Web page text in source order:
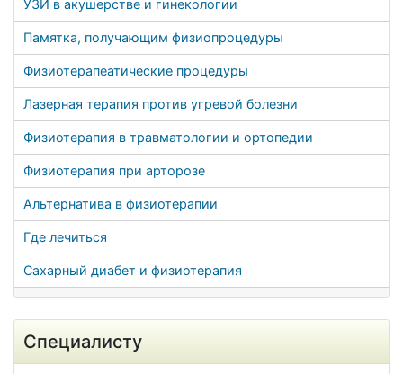
УЗИ в акушерстве и гинекологии
Памятка, получающим физиопроцедуры
Физиотерапеатические процедуры
Лазерная терапия против угревой болезни
Физиотерапия в травматологии и ортопедии
Физиотерапия при арторозе
Альтернатива в физиотерапии
Где лечиться
Сахарный диабет и физиотерапия
Специалисту